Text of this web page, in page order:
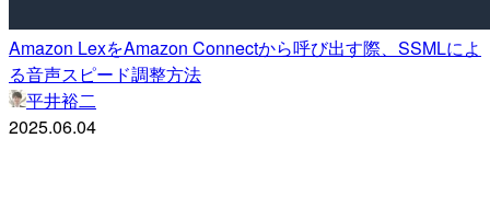
Amazon LexをAmazon Connectから呼び出す際、SSMLによ
る音声スピード調整方法
平井裕二
2025.06.04